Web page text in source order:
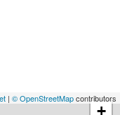
+
| © OpenStreetMapcontributors